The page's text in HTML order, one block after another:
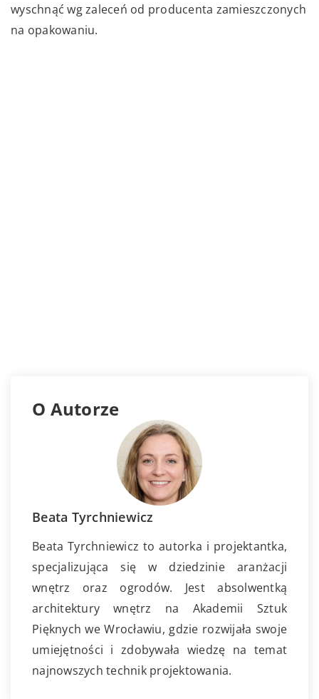
wyschnąć wg zaleceń od producenta zamieszczonych
na opakowaniu.
O Autorze
Beata Tyrchniewicz
Beata Tyrchniewicz to autorka i projektantka,
specjalizująca się w dziedzinie aranżacji
wnętrz oraz ogrodów. Jest absolwentką
architektury wnętrz na Akademii Sztuk
Pięknych we Wrocławiu, gdzie rozwijała swoje
umiejętności i zdobywała wiedzę na temat
najnowszych technik projektowania.